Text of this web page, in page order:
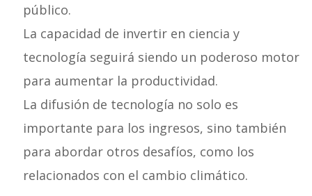
público.
La capacidad de invertir en ciencia y
tecnología seguirá siendo un poderoso motor
para aumentar la productividad.
La difusión de tecnología no solo es
importante para los ingresos, sino también
para abordar otros desafíos, como los
relacionados con el cambio climático.